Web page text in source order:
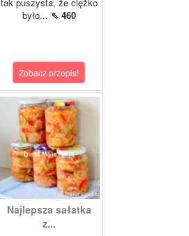
tak puszysta, że ciężko
było... ⇖ 460
Zobacz przepis!
Najlepsza sałatka
z...